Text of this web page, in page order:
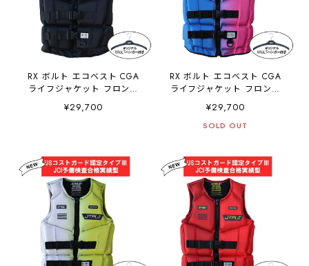
RX ボルト エコベスト CGA
ライフジャケット フロント
JA25288CGA JETPILOT ジ
¥29,700
RX ボルト エコベスト CGA
ライフジャケット フロント
JA25288CGA JETPILOT ジ
ェットパイロット
¥29,700
SOLD OUT